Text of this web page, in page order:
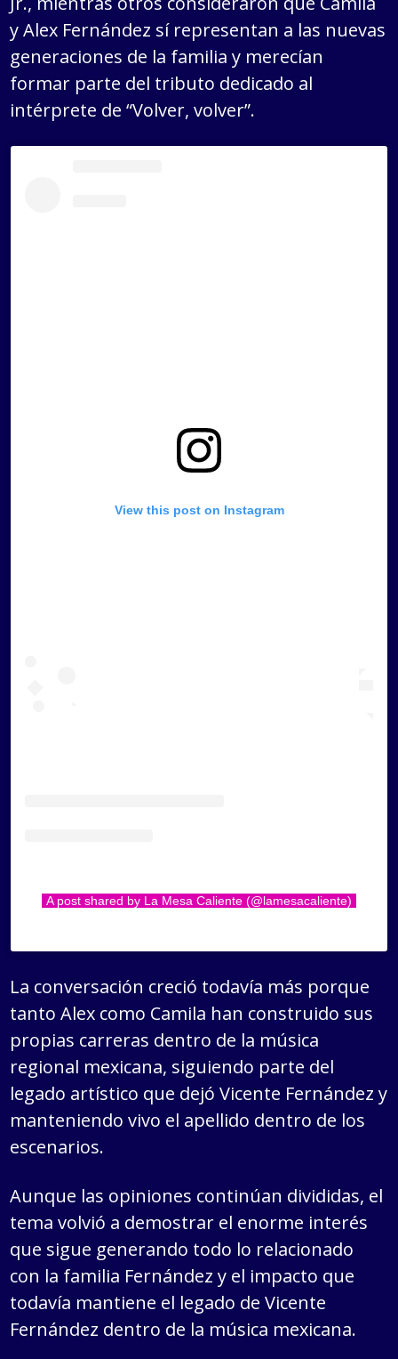
y Alex Fernández sí representan a las nuevas
generaciones de la familia y merecían
formar parte del tributo dedicado al
intérprete de “Volver, volver”.
View this post on Instagram
A post shared by La Mesa Caliente (@lamesacaliente)
La conversación creció todavía más porque
tanto Alex como Camila han construido sus
propias carreras dentro de la música
regional mexicana, siguiendo parte del
legado artístico que dejó Vicente Fernández y
manteniendo vivo el apellido dentro de los
escenarios.
Aunque las opiniones continúan divididas, el
tema volvió a demostrar el enorme interés
que sigue generando todo lo relacionado
con la familia Fernández y el impacto que
todavía mantiene el legado de Vicente
Fernández dentro de la música mexicana.